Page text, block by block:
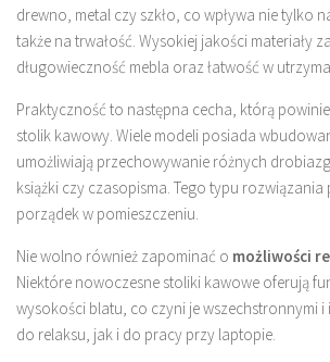
drewno, metal czy szkło, co wpływa nie tylko
także na trwałość. Wysokiej jakości materiały
długowieczność mebla oraz łatwość w
Praktyczność to następna cecha, którą
stolik kawowy. Wiele modeli posiada
umożliwiają przechowywanie różnych
książki czy czasopisma. Tego typu
porządek w pomieszczeniu.
Nie wolno również zapominać o możliwości
Niektóre nowoczesne stoliki kawowe oferują
wysokości blatu, co czyni je wszechstronnymi
do relaksu, jak i do pracy przy laptopie.